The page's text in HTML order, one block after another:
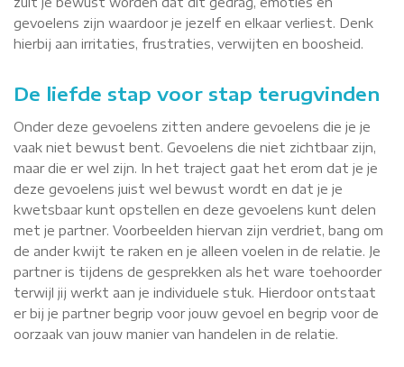
gevoelens zijn waardoor je jezelf en elkaar verliest. Denk
hierbij aan irritaties, frustraties, verwijten en boosheid.
De liefde stap voor stap terugvinden
Onder deze gevoelens zitten andere gevoelens die je je
vaak niet bewust bent. Gevoelens die niet zichtbaar zijn,
maar die er wel zijn. In het traject gaat het erom dat je je
deze gevoelens juist wel bewust wordt en dat je je
kwetsbaar kunt opstellen en deze gevoelens kunt delen
met je partner. Voorbeelden hiervan zijn verdriet, bang om
de ander kwijt te raken en je alleen voelen in de relatie. Je
partner is tijdens de gesprekken als het ware toehoorder
terwijl jij werkt aan je individuele stuk. Hierdoor ontstaat
er bij je partner begrip voor jouw gevoel en begrip voor de
oorzaak van jouw manier van handelen in de relatie.